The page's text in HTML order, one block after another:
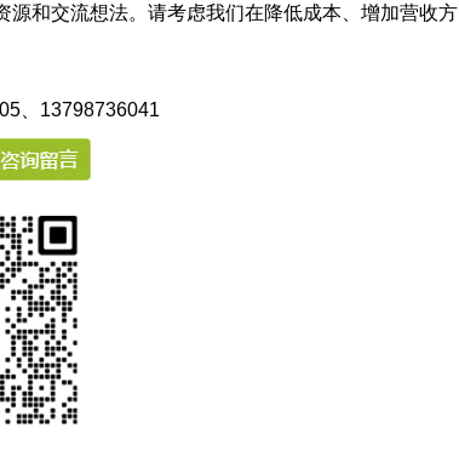
和交流想法。请考虑我们在降低成本、增加营收方
、13798736041